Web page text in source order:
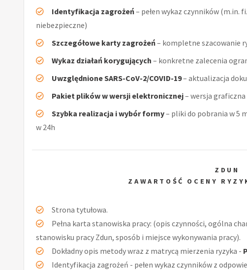
Identyfikacja zagrożeń– pełen wykaz czynników (m.in.
niebezpieczne)
Szczegółowe karty zagrożeń– kompletne szacowanie
Wykaz działań korygujących – konkretne zalecenia
Uwzględnione SARS-CoV-2/COVID-19– aktualizacja
Pakiet plików w wersji elektronicznej– wersja graficzna
Szybka realizacja i wybór formy– pliki do pobrania w 5
w 24h
ZDUN
ZAWARTOŚĆ OCENY
Strona tytułowa.
Pełna karta stanowiska pracy: (opis czynności, ogólna
stanowisku pracy Zdun, sposób i miejsce wykonywania pracy).
Dokładny opis metody wraz z matrycą mierzenia ryzyka -
Identyfikacja zagrożeń - pełen wykaz czynników z